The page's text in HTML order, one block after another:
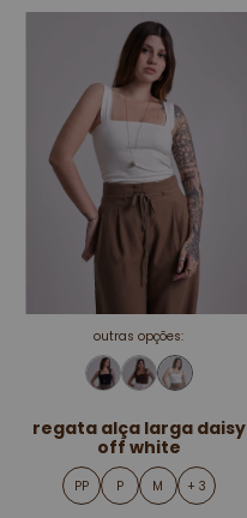
outras opções:
regata alça larga daisy
off white
PP P M + 3